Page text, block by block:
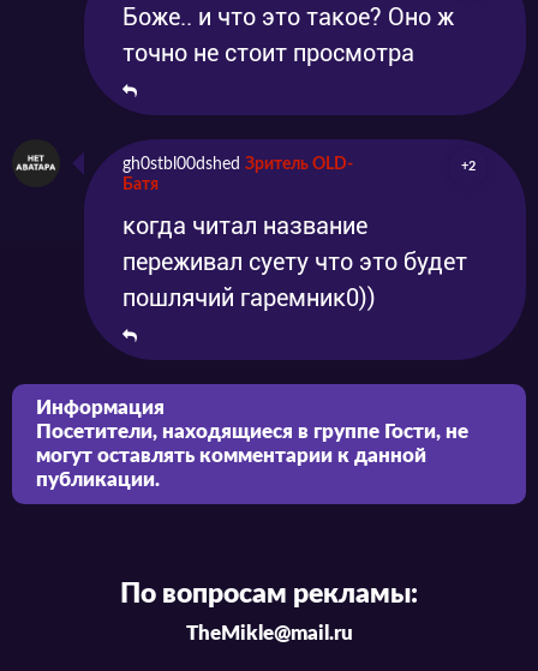
Боже.. и что это такое? Оно ж
точно не стоит просмотра
gh0stbl00dshed Зритель OLD-
Батя
+2
когда читал название
переживал суету что это будет
пошлячий гаремник0))
Информация
Посетители, находящиеся в группе Гости, не
могут оставлять комментарии к данной
публикации.
По вопросам рекламы:
TheMikle@mail.ru